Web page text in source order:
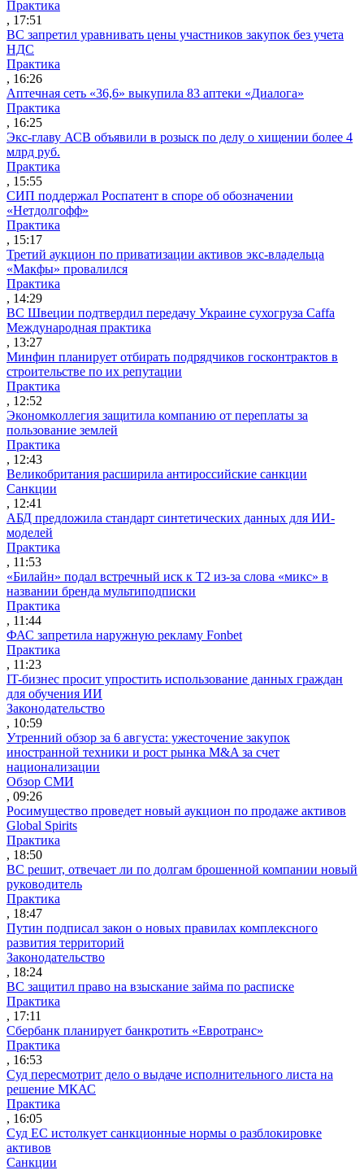
Практика
, 17:51
ВС запретил уравнивать цены участников закупок без учета
НДС
Практика
, 16:26
Аптечная сеть «36,6» выкупила 83 аптеки «Диалога»
Практика
, 16:25
Экс-главу АСВ объявили в розыск по делу о хищении более 4
млрд руб.
Практика
, 15:55
СИП поддержал Роспатент в споре об обозначении
«Нетдолгофф»
Практика
, 15:17
Третий аукцион по приватизации активов экс-владельца
«Макфы» провалился
Практика
, 14:29
ВС Швеции подтвердил передачу Украине сухогруза Caffa
Международная практика
, 13:27
Минфин планирует отбирать подрядчиков госконтрактов в
строительстве по их репутации
Практика
, 12:52
Экономколлегия защитила компанию от переплаты за
пользование землей
Практика
, 12:43
Великобритания расширила антироссийские санкции
Санкции
, 12:41
АБД предложила стандарт синтетических данных для ИИ-
моделей
Практика
, 11:53
«Билайн» подал встречный иск к Т2 из-за слова «микс» в
названии бренда мультиподписки
Практика
, 11:44
ФАС запретила наружную рекламу Fonbet
Практика
, 11:23
IT-бизнес просит упростить использование данных граждан
для обучения ИИ
Законодательство
, 10:59
Утренний обзор за 6 августа: ужесточение закупок
иностранной техники и рост рынка M&A за счет
национализации
Обзор СМИ
, 09:26
Росимущество проведет новый аукцион по продаже активов
Global Spirits
Практика
, 18:50
ВС решит, отвечает ли по долгам брошенной компании новый
руководитель
Практика
, 18:47
Путин подписал закон о новых правилах комплексного
развития территорий
Законодательство
, 18:24
ВС защитил право на взыскание займа по расписке
Практика
, 17:11
Сбербанк планирует банкротить «Евротранс»
Практика
, 16:53
Суд пересмотрит дело о выдаче исполнительного листа на
решение МКАС
Практика
, 16:05
Суд ЕС истолкует санкционные нормы о разблокировке
активов
Санкции